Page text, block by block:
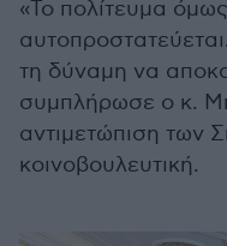
«Το πολίτευμα
τη δύναμη να
συμπλήρωσε ο κ.
αντιμετώπιση των
κοινοβουλευτική.